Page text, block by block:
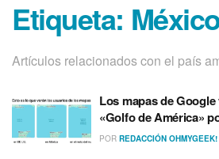
Etiqueta:
Artí­culos relacionados con el paí­s
Los mapas de
«Golfo de América»
POR REDACCIÓN OHMYGEEK!